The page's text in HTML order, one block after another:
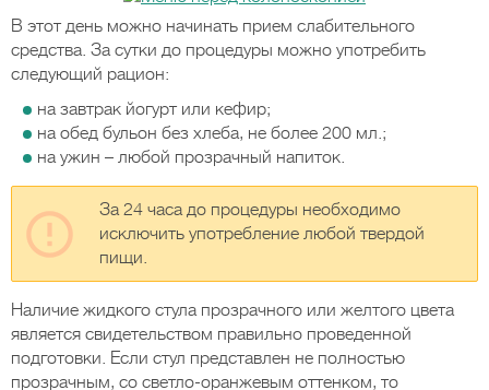
В этот день можно начинать прием слабительного
средства. За сутки до процедуры можно употребить
следующий рацион:
на завтрак йогурт или кефир;
на обед бульон без хлеба, не более 200 мл.;
на ужин – любой прозрачный напиток.
За 24 часа до процедуры необходимо
исключить употребление любой твердой
пищи.
Наличие жидкого стула прозрачного или желтого цвета
является свидетельством правильно проведенной
подготовки. Если стул представлен не полностью
прозрачным, со светло-оранжевым оттенком, то